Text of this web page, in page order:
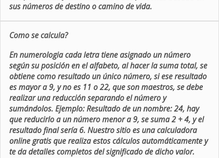
sus números de destino o camino de vida.
Como se calcula?
En numerologia cada letra tiene asignado un número
según su posición en el alfabeto, al hacer la suma total, se
obtiene como resultado un único número, si ese resultado
es mayor a 9, y no es 11 o 22, que son maestros, se debe
realizar una reducción separando el número y
sumándolos. Ejemplo: Resultado de un nombre: 24, hay
que reducirlo a un número menor a 9, se suma 2 + 4, y el
resultado final sería 6. Nuestro sitio es una calculadora
online gratis que realiza estos cálculos automáticamente y
te da detalles completos del significado de dicho valor.